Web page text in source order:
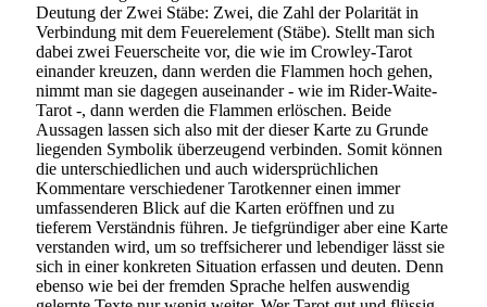
Deutung der Zwei Stäbe: Zwei, die Zahl der Polarität in
Verbindung mit dem Feuerelement (Stäbe). Stellt man sich
dabei zwei Feuerscheite vor, die wie im Crowley-Tarot
einander kreuzen, dann werden die Flammen hoch gehen,
nimmt man sie dagegen auseinander - wie im Rider-Waite-
Tarot -, dann werden die Flammen erlöschen. Beide
Aussagen lassen sich also mit der dieser Karte zu Grunde
liegenden Symbolik überzeugend verbinden. Somit können
die unterschiedlichen und auch widersprüchlichen
Kommentare verschiedener Tarotkenner einen immer
umfassenderen Blick auf die Karten eröffnen und zu
tieferem Verständnis führen. Je tiefgründiger aber eine Karte
verstanden wird, um so treffsicherer und lebendiger lässt sie
sich in einer konkreten Situation erfassen und deuten. Denn
ebenso wie bei der fremden Sprache helfen auswendig